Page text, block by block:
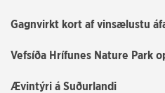
Gagnvirkt kort af vinsælustu
Vefsíða Hrífunes Nature Park
Ævintýri á Suðurlandi